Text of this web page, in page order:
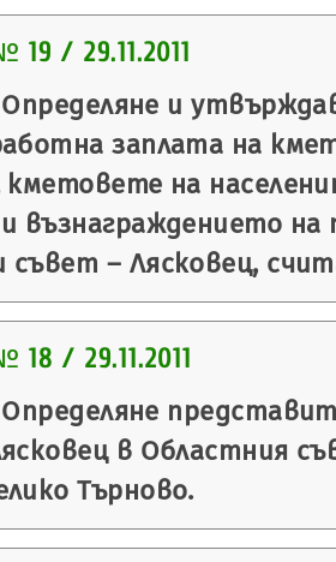
19 / 29.11.2011
Определяне и
заплата на
кметовете на
възнаграждението на
– Лясковец,
18 / 29.11.2011
Определяне
в Областния
Търново.